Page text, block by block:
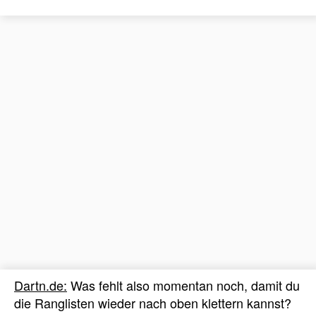
Dartn.de: Was fehlt also momentan noch, damit du
die Ranglisten wieder nach oben klettern kannst?